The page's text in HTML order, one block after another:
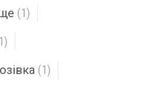
(1)
(1)